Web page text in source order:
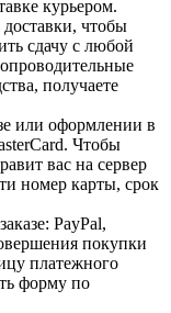
курьером.
чтобы
сдачу с любой
получаете
или оформлении в
Чтобы
вас на сервер
номер карты, срок
PayPal,
покупки
платежного
форму по